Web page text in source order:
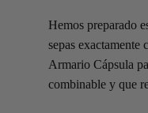
Hemos preparado
sepas exactamente
Armario Cápsula
combinable y que